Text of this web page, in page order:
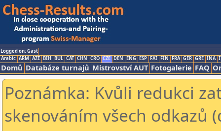
Logged on: Gast
Arabic ARM AZE BIH BUL CAT CHN CRO CZE DEN ENG ESP FAI FIN FRA GER GRE INA
Domů Databáze turnajů Mistrovství AUT Fotogalerie FAQ
Poznámka: Kvůli redukci
skenováním všech odkazů